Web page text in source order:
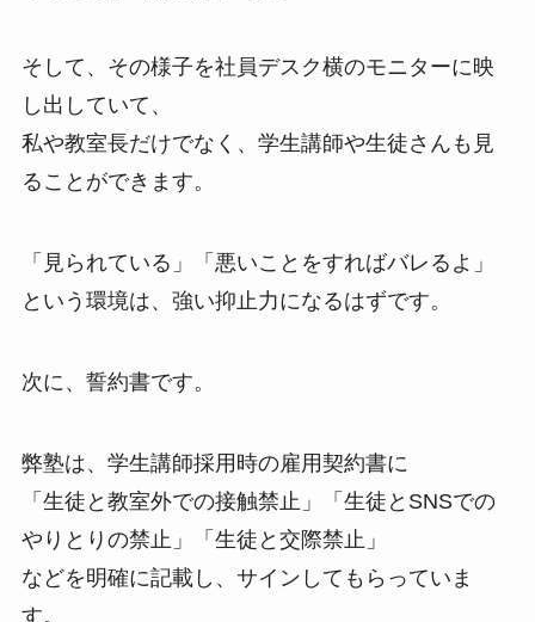
そして、その様子を社員デスク横のモニターに映
し出していて、
私や教室長だけでなく、学生講師や生徒さんも見
ることができます。
「見られている」「悪いことをすればバレるよ」
という環境は、強い抑止力になるはずです。
次に、誓約書です。
弊塾は、学生講師採用時の雇用契約書に
「生徒と教室外での接触禁止」「生徒とSNSでの
やりとりの禁止」「生徒と交際禁止」
などを明確に記載し、サインしてもらっていま
す。